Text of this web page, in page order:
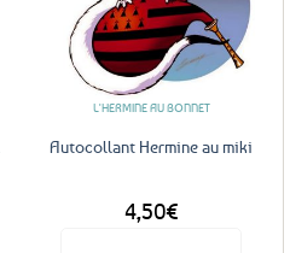
Ajouter
aux
favoris
L'HERMINE AU BONNET
Autocollant Hermine au miki
4,50€